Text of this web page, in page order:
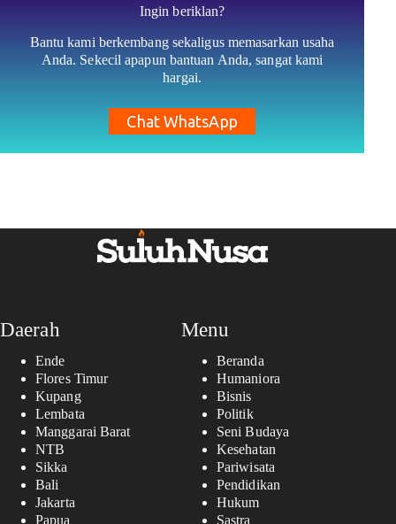
Ingin beriklan?
Bantu kami berkembang sekaligus memasarkan usaha
Anda. Sekecil apapun bantuan Anda, sangat kami
hargai.
Chat WhatsApp
Daerah
Ende
Flores Timur
Kupang
Lembata
Manggarai Barat
NTB
Sikka
Bali
Jakarta
Papua
Menu
Beranda
Humaniora
Bisnis
Politik
Seni Budaya
Kesehatan
Pariwisata
Pendidikan
Hukum
Sastra